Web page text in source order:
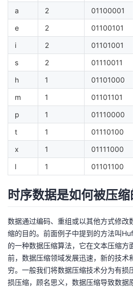
验
收
支
声
议
a
2 01100001
e
2 01100101
i
2 01101001
s
2 01110011
h
1 01101000
m
1 01101101
p
1 01110000
t
1 01110100
x
1 01111000
l
1 01101100
时序数据是如何被压缩
数据通过编码、重组或以其他方式修改
缩的目的。前面例子中提到的方法叫
的一种数据压缩算法，它在文本压缩方
前，数据压缩领域发展迅速，新的技术
穷。一般我们将数据压缩技术分为有损
损压缩，顾名思义，数据压缩导致数据